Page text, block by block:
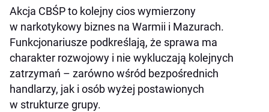
Akcja CBŚP to kolejny cios wymierzony
w narkotykowy biznes na Warmii i Mazurach.
Funkcjonariusze podkreślają, że sprawa ma
charakter rozwojowy i nie wykluczają kolejnych
zatrzymań – zarówno wśród bezpośrednich
handlarzy, jak i osób wyżej postawionych
w strukturze grupy.